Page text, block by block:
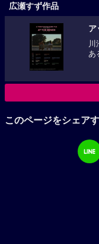
広瀬すず作品
ア
川
あ
このページをシェア